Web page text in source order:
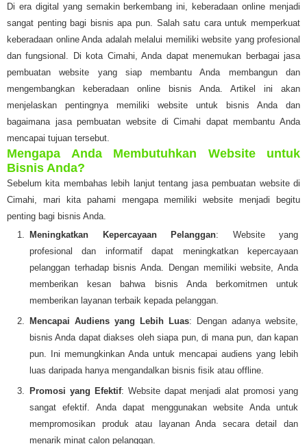
Di era digital yang semakin berkembang ini, keberadaan online menjadi
sangat penting bagi bisnis apa pun. Salah satu cara untuk memperkuat
keberadaan online Anda adalah melalui memiliki website yang profesional
dan fungsional. Di kota Cimahi, Anda dapat menemukan berbagai jasa
pembuatan website yang siap membantu Anda membangun dan
mengembangkan keberadaan online bisnis Anda. Artikel ini akan
menjelaskan pentingnya memiliki website untuk bisnis Anda dan
bagaimana jasa pembuatan website di Cimahi dapat membantu Anda
mencapai tujuan tersebut.
Mengapa Anda Membutuhkan Website untuk
Bisnis Anda?
Sebelum kita membahas lebih lanjut tentang jasa pembuatan website di
Cimahi, mari kita pahami mengapa memiliki website menjadi begitu
penting bagi bisnis Anda.
Meningkatkan Kepercayaan Pelanggan: Website yang
profesional dan informatif dapat meningkatkan kepercayaan
pelanggan terhadap bisnis Anda. Dengan memiliki website, Anda
memberikan kesan bahwa bisnis Anda berkomitmen untuk
memberikan layanan terbaik kepada pelanggan.
Mencapai Audiens yang Lebih Luas: Dengan adanya website,
bisnis Anda dapat diakses oleh siapa pun, di mana pun, dan kapan
pun. Ini memungkinkan Anda untuk mencapai audiens yang lebih
luas daripada hanya mengandalkan bisnis fisik atau offline.
Promosi yang Efektif: Website dapat menjadi alat promosi yang
sangat efektif. Anda dapat menggunakan website Anda untuk
mempromosikan produk atau layanan Anda secara detail dan
menarik minat calon pelanggan.